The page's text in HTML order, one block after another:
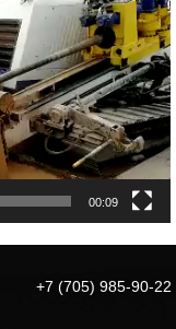
00:09
+7 (705) 985-90-22